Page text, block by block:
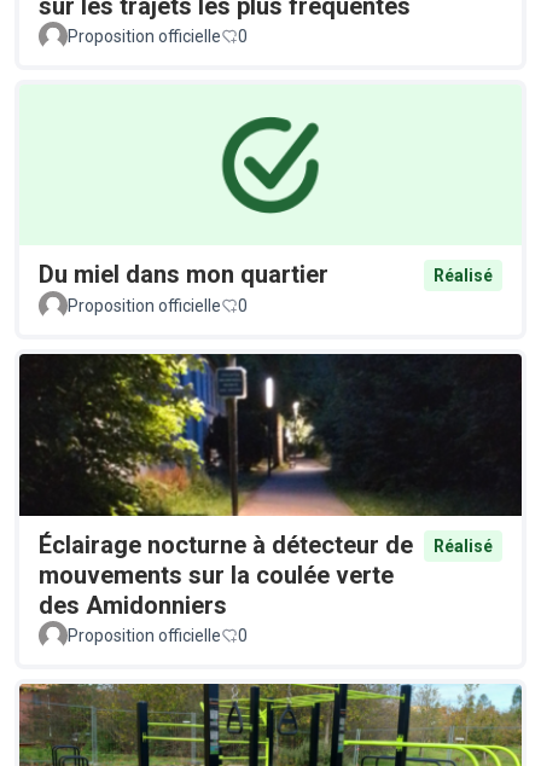
sur les trajets les plus fréquentés
Proposition officielle 0
Du miel dans mon quartier
Réalisé
Proposition officielle
0
Éclairage nocturne à détecteur de
mouvements sur la coulée verte
des Amidonniers
Réalisé
Proposition officielle 0